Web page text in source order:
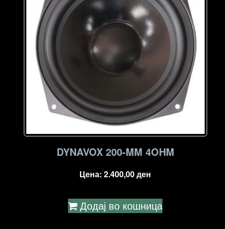
DYNAVOX 200-MM 4OHM
Цена:2.400,00ден
Додај во кошница